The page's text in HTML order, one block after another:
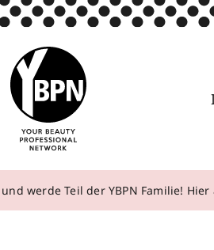
werde Teil der YBPN Familie!